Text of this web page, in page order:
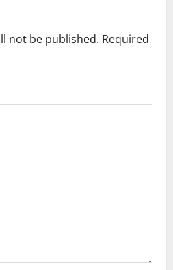
not be published. Required